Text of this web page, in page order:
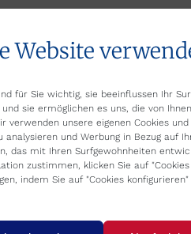
Website
für Sie wichtig, sie beeinflussen Ihr
sie ermöglichen es uns, die von
verwenden unsere eigenen Cookies
analysieren und Werbung in Bezug auf
das mit Ihren Surfgewohnheiten
zustimmen, klicken Sie auf
indem Sie auf "Cookies
which will be in charge
has arrived and will
incident has been
up of the matter,
hour of the scheduled
in Refrica!